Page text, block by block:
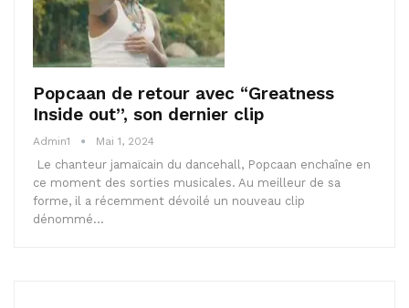
Popcaan de retour avec “Greatness
Inside out”, son dernier clip
Admin1 Mai 1, 2024
Le chanteur jamaïcain du dancehall, Popcaan enchaîne en
ce moment des sorties musicales. Au meilleur de sa
forme, il a récemment dévoilé un nouveau clip
dénommé…